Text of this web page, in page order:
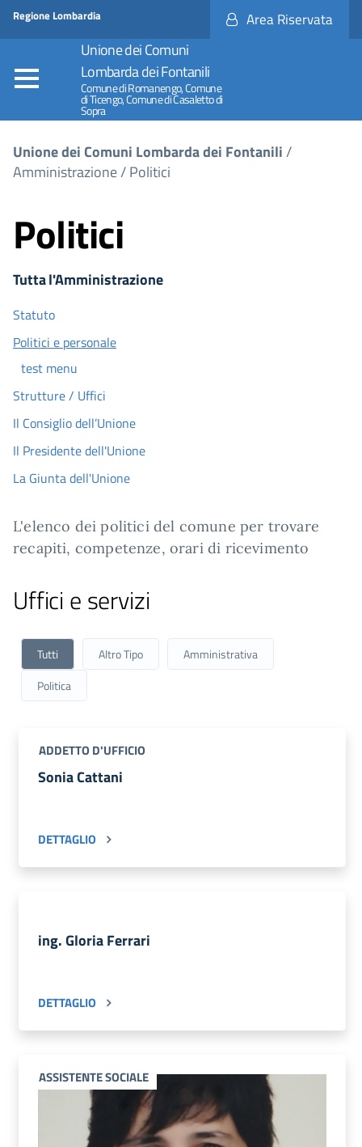
Regione
Nome
Regione Lombardia Accesso
servizi
SPID
Area Riservata
Unione dei Comuni
Lombarda dei Fontanili
Comune di Romanengo, Comune
di Ticengo, Comune di Casaletto di
Sopra
Tu sei qui
Unione dei Comuni Lombarda dei Fontanili/
Amministrazione/Politici
Politici
Tutta l'Amministrazione
Statuto
Politici e personale
test menu
Strutture / Uffici
Il Consiglio dell’Unione
Il Presidente dell'Unione
La Giunta dell'Unione
L'elenco dei politici del comune per trovare
recapiti, competenze, orari di ricevimento
Uffici e servizi
Tutti Altro Tipo
Amministrativa
Politica
ADDETTO D'UFFICIO
Sonia Cattani
DETTAGLIO
ing. Gloria Ferrari
DETTAGLIO
ASSISTENTE SOCIALE